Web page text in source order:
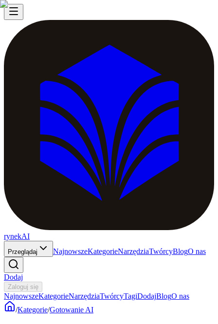
rynekAI
Przeglądaj NajnowszeKategorieNarzędziaTwórcyBlogO nas
Dodaj
Zaloguj się
NajnowszeKategorieNarzędziaTwórcyTagiDodajBlogO nas
/Kategorie/Gotowanie AI